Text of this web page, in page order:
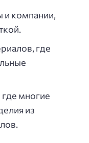
и компании,
где
многие
из